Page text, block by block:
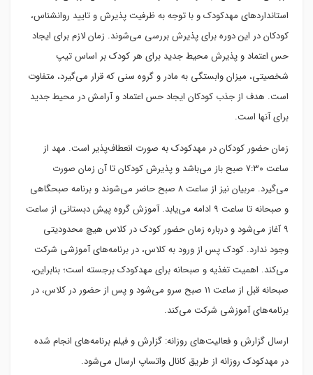
استانداردهای مهدکودک و با توجه به ظرفیت پذیرش و تایید روانشناس،
کودکان در این دوره برای پذیرش بررسی می‌شوند. زمان لازم برای ایجاد
حس اعتماد و پذیرش محیط جدید برای هر کودک بر اساس تیپ
شخصیتی، میزان وابستگی به مادر و گروه سنی که قرار می‌گیرد، متفاوت
است. هدف از جذب کودکان ایجاد حس اعتماد و آرامش در محیط جدید
برای آنها است.
زمان حضور کودکان در مهدکودک به صورت انعطاف‌پذیر است. مهد از
ساعت ۷:۳۰ صبح باز می‌باشد و پذیرش کودکان تا آن زمان صورت
می‌گیرد. مربیان نیز از ساعت ۸ صبح حاضر می‌شوند و برنامه صبحگاهی
و صبحانه تا ساعت ۹ ادامه می‌یابد. آموزش گروه پیش دبستانی از ساعت
۹ آغاز می‌شود و درباره زمان حضور کودک در کلاس هیچ محدودیتی
وجود ندارد. کودک پس از ورود به کلاس، در برنامه‌های آموزشی شرکت
می‌کند. اهمیت تغذیه و صبحانه برای مهدکودک برجسته است؛ بنابراین،
صبحانه قبل از ساعت ۱۱ صبح سرو می‌شود و پس از حضور در کلاس، در
برنامه‌های آموزشی شرکت می‌کند.
ارسال گزارش و فعالیت‌های روزانه: گزارش و فیلم برنامه‌های انجام شده
در مهدکودک روزانه از طریق کانال واتساپ ارسال می‌شود.